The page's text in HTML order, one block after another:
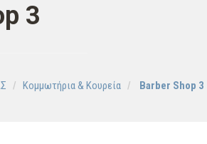
3
Κομμωτήρια & Κουρεία Barber Shop 3